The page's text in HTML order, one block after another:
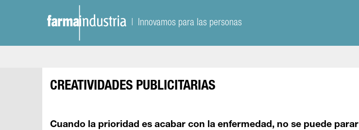
| Innovamos para las personas
CREATIVIDADES PUBLICITARIAS
Cuando la prioridad es acabar con la enfermedad, no se puede parar